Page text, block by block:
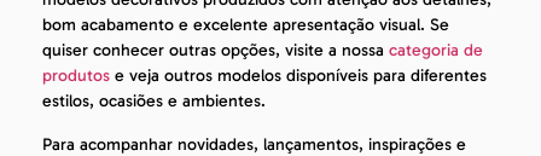
bom acabamento e excelente apresentação visual. Se
quiser conhecer outras opções, visite a nossa categoria de
produtos e veja outros modelos disponíveis para diferentes
estilos, ocasiões e ambientes.
Para acompanhar novidades, lançamentos, inspirações e